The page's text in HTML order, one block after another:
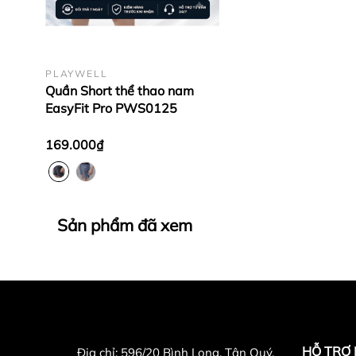
PLAYWELL
Quần Short thể thao nam
EasyFit Pro PWS0125
169.000₫
Sản phẩm đã xem
Địa chỉ: 596/20 Bình Long, Tân Quý, HỖ TRỢ